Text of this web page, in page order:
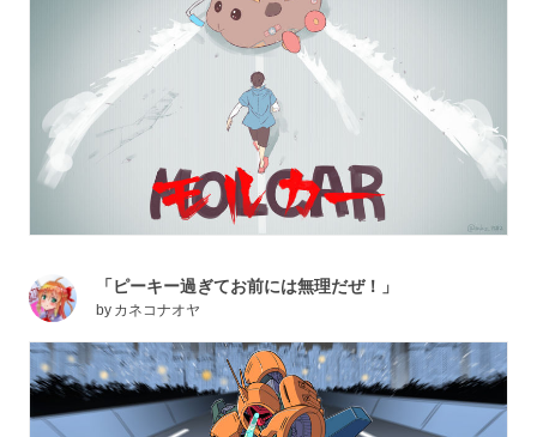
「ピーキー過ぎてお前には無理だぜ！」
by カネコナオヤ